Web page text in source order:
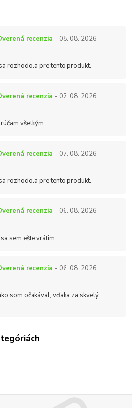
recenzia - 08. 08. 2026
rozhodola pre tento produkt.
recenzia - 07. 08. 2026
všetkým.
recenzia - 07. 08. 2026
rozhodola pre tento produkt.
recenzia - 06. 08. 2026
sem ešte vrátim.
recenzia - 06. 08. 2026
som očakával, vďaka za skvelý